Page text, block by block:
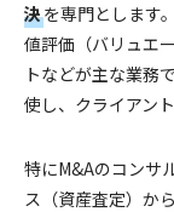
決を専門とします
値評価（バリュエ
トなどが主な業務
使し、クライアン
特にM&Aのコンサ
ス（資産査定）か